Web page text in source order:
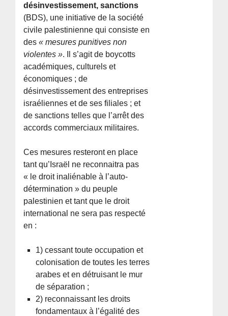
désinvestissement, sanctions
(BDS), une initiative de la société
civile palestinienne qui consiste en
des« mesures punitives non
violentes ». Il s’agit de boycotts
académiques, culturels et
économiques ; de
désinvestissement des entreprises
israéliennes et de ses filiales ; et
de sanctions telles que l’arrêt des
accords commerciaux militaires.
Ces mesures resteront en place
tant qu’Israël ne reconnaitra pas
« le droit inaliénable à l’auto-
détermination » du peuple
palestinien et tant que le droit
international ne sera pas respecté
en :
1) cessant toute occupation et
colonisation de toutes les terres
arabes et en détruisant le mur
de séparation ;
2) reconnaissant les droits
fondamentaux à l’égalité des